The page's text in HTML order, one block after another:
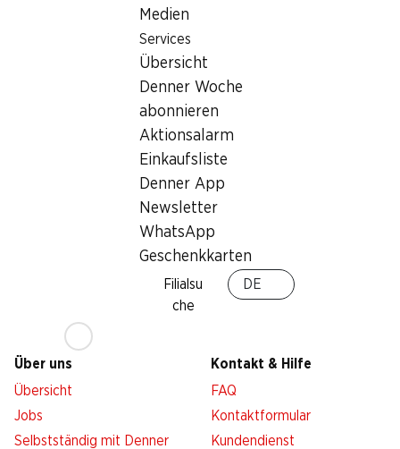
Medien
Services
Übersicht
Denner Woche
abonnieren
Aktionsalarm
Einkaufsliste
Denner App
Newsletter
WhatsApp
Geschenkkarten
Filialsu
che
DE
Denner Woche abonnieren
Filialen
Filialsuche
Neue Standorte
Über uns
Übersicht
Jobs
Selbstständig mit Denner
Kontakt & Hilfe
FAQ
Kontaktformular
Kundendienst